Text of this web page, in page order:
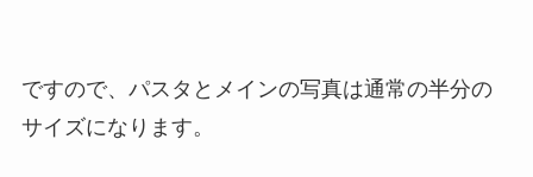
ですので、パスタとメインの写真は通常の半分の
サイズになります。